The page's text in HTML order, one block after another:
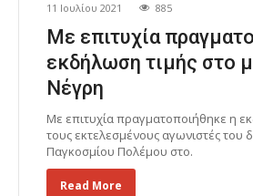
11 Ιουλίου 2021 885
Με επιτυχία
εκδήλωση τιμής στο
Νέγρη
Με επιτυχία πραγματοποιήθηκε η
τους εκτελεσμένους αγωνιστές του
Παγκοσμίου Πολέμου στο.
Read More